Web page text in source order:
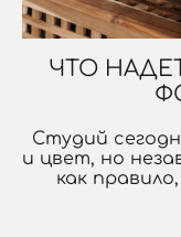
ЧТО
Студий
и цвет, но
как